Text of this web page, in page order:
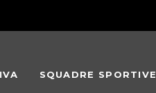
SQUADRE SPORTIVE